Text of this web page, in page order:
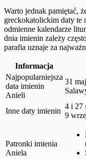
Warto jednak pamiętać,
greckokatolickim daty te
odmienne kalendarze
dnia imienin zależy
parafia uznaje za
Informacja
Najpopularniejsza
data imienin
Anieli
31
Inne daty imienin
4 i 27
9
Patronki imienia
Aniela